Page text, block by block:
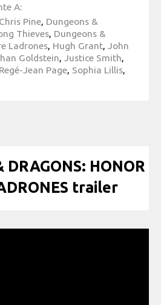
A:
Chris Pine Dungeons &
Thieves Dungeons &
Ladrones Hugh Grant
John
Goldstein Justice Smith
Regé-Jean Page Sophia Lillis
DRAGONS: HONOR
trailer